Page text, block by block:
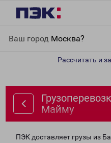
Ваш город Москва?
Рассчитать и
Майму
ПЭК доставляет грузы из